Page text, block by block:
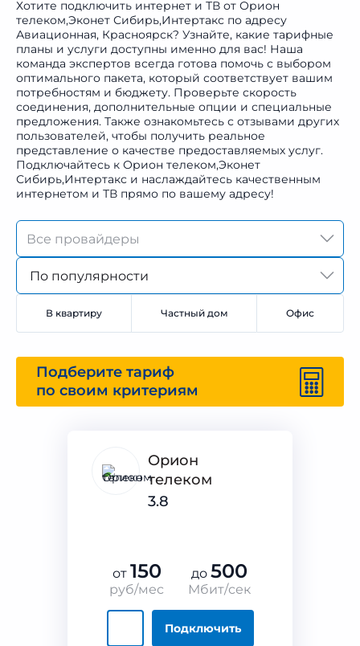
Хотите подключить интернет и ТВ от Орион
телеком,Эконет Сибирь,Интертакс по адресу
Авиационная, Красноярск? Узнайте, какие тарифные
планы и услуги доступны именно для вас! Наша
команда экспертов всегда готова помочь с выбором
оптимального пакета, который соответствует вашим
потребностям и бюджету. Проверьте скорость
соединения, дополнительные опции и специальные
предложения. Также ознакомьтесь с отзывами других
пользователей, чтобы получить реальное
представление о качестве предоставляемых услуг.
Подключайтесь к Орион телеком,Эконет
Сибирь,Интертакс и наслаждайтесь качественным
интернетом и ТВ прямо по вашему адресу!
По популярности
В квартиру Частный дом Офис
Подберите тариф
по своим критериям
Орион
телеком
3.8
от 150
руб/мес
до 500
Мбит/сек
Подключить